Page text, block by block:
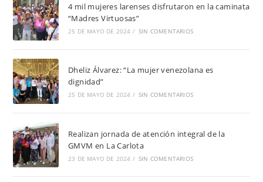
4 mil mujeres larenses disfrutaron en la caminata
“Madres Virtuosas”
25 DE MAYO DE 2024 / SIN COMENTARIOS
Dheliz Álvarez: “La mujer venezolana es
dignidad”
25 DE MAYO DE 2024 / SIN COMENTARIOS
Realizan jornada de atención integral de la
GMVM en La Carlota
23 DE MAYO DE 2024 / SIN COMENTARIOS